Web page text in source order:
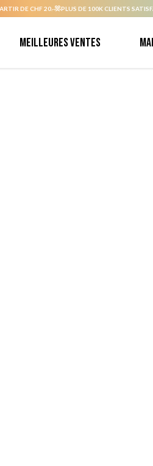
DE CHF 20.- PLUS DE 100K CLIENTS
Meilleures ventes